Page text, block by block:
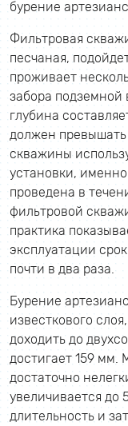
бурение
Фильтровая
песчаная,
проживает
забора подземной
глубина
должен превышать
скважины
установки,
проведена в
фильтровой
практика
эксплуатации
почти в два раза.
Бурение
известкового
доходить до
достигает 159 мм.
достаточно
увеличивается до
длительность и